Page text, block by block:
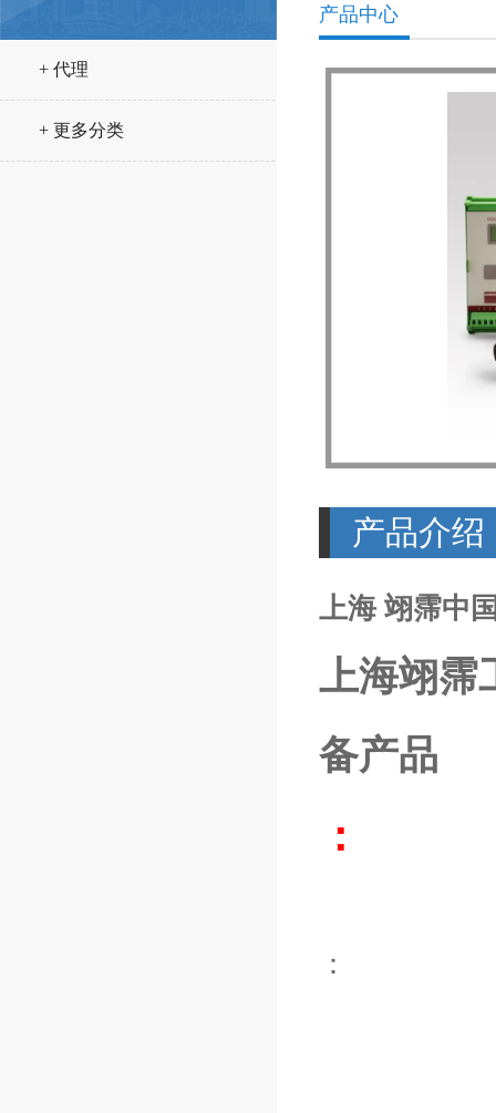
+ 代理
+ 更多分类
产品中心
产品介绍
上海 翊霈中
上海翊霈
备产品
：
：